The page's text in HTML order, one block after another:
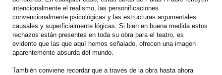
intencionalmente el realismo, las personificaciones
convencionalmente psicológicas y las estructuras argumentales
causales y superficialmente lógicas. Si bien en buena medida estos
rechazos están presentes en toda su obra para el teatro, es
evidente que las que aquí hemos señalado, ofrecen una imagen
aparentemente absurda del mundo.
También conviene recordar que a través de la obra hasta ahora